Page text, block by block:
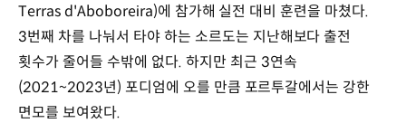
Terras d'Aboboreira)에 참가해 실전 대비 훈련을 마쳤다.
3번째 차를 나눠서 타야 하는 소르도는 지난해보다 출전
횟수가 줄어들 수밖에 없다. 하지만 최근 3연속
(2021~2023년) 포디엄에 오를 만큼 포르투갈에서는 강한
면모를 보여왔다.